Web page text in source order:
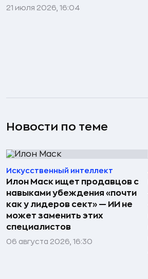
21 июля 2026, 16:04
Новости по теме
Искусственный интеллект
Илон Маск ищет продавцов с
навыками убеждения «почти
как у лидеров сект» — ИИ не
может заменить этих
специалистов
06 августа 2026, 16:30